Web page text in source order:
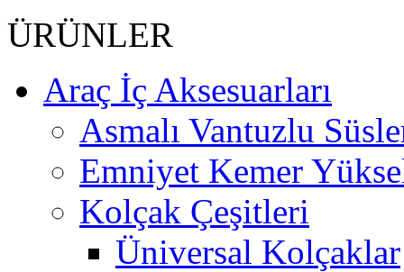
ÜRÜNLER
Araç İç Aksesuarları
Asmalı Vantuzlu
Emniyet Kemer
Kolçak Çeşitleri
Üniversal Kolçaklar